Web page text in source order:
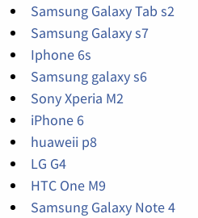
Samsung Galaxy Tab s2
Samsung Galaxy s7
Iphone 6s
Samsung galaxy s6
Sony Xperia M2
iPhone 6
huaweii p8
LG G4
HTC One M9
Samsung Galaxy Note 4